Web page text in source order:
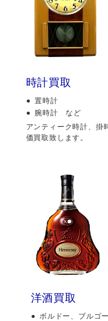
時計買取
置時計
腕時計 など
アンティーク時計、掛
価買取致します。
洋酒買取
ボルドー、ブルゴ